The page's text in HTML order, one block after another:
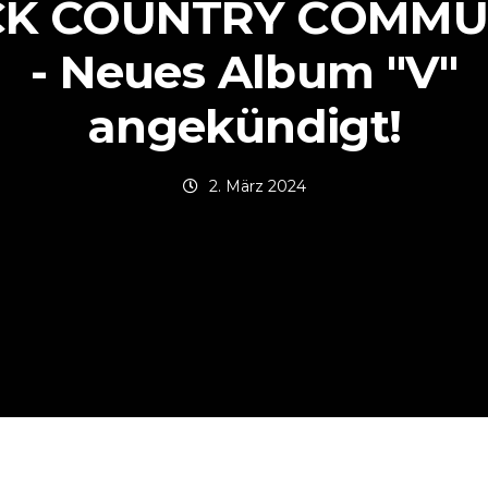
COUNTRY
- Neues Album "V"
angekündigt!
2. März 2024